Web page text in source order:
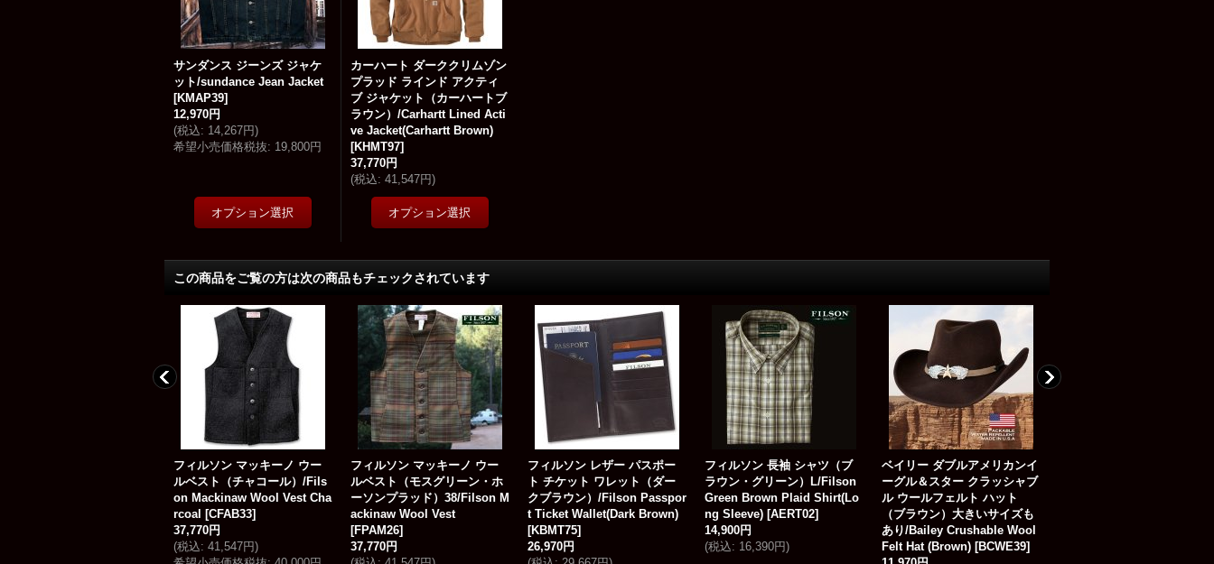
サンダンス ジーンズ ジャケ
ット/sundance Jean Jacket
[KMAP39]
12,970円
(税込: 14,267円)
希望小売価格税抜: 19,800円
カーハート ダーククリムゾン
プラッド ラインド アクティ
ブ ジャケット（カーハートブ
ラウン）/Carhartt Lined Acti
ve Jacket(Carhartt Brown)
[KHMT97]
37,770円
(税込: 41,547円)
この商品をご覧の方は次の商品もチェックされています
フィルソン マッキーノ ウー
ルベスト（チャコール）/Fils
on Mackinaw Wool Vest Cha
rcoal [CFAB33]
37,770円
(税込: 41,547円)
フィルソン マッキーノ ウー
ルベスト（モスグリーン・ホ
ーソンプラッド）38/Filson M
ackinaw Wool Vest
[FPAM26]
37,770円
フィルソン レザー パスポー
ト チケット ワレット（ダー
クブラウン）/Filson Passpor
t Ticket Wallet(Dark Brown)
[KBMT75]
26,970円
フィルソン 長袖 シャツ（ブ
ラウン・グリーン）L/Filson
Green Brown Plaid Shirt(Lo
ng Sleeve) [AERT02]
14,900円
(税込: 16,390円)
ベイリー ダブルアメリカンイ
ーグル＆スター クラッシャブ
ル ウールフェルト ハット
（ブラウン）大きいサイズも
あり/Bailey Crushable Wool
Felt Hat (Brown) [BCWE39]